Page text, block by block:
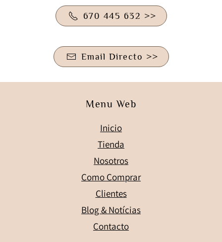
670 445 632 >>
Email Directo >>
Menu Web
Inicio
Tienda
Nosotros
Como Comprar
Clientes
Blog & Notícias
Contacto